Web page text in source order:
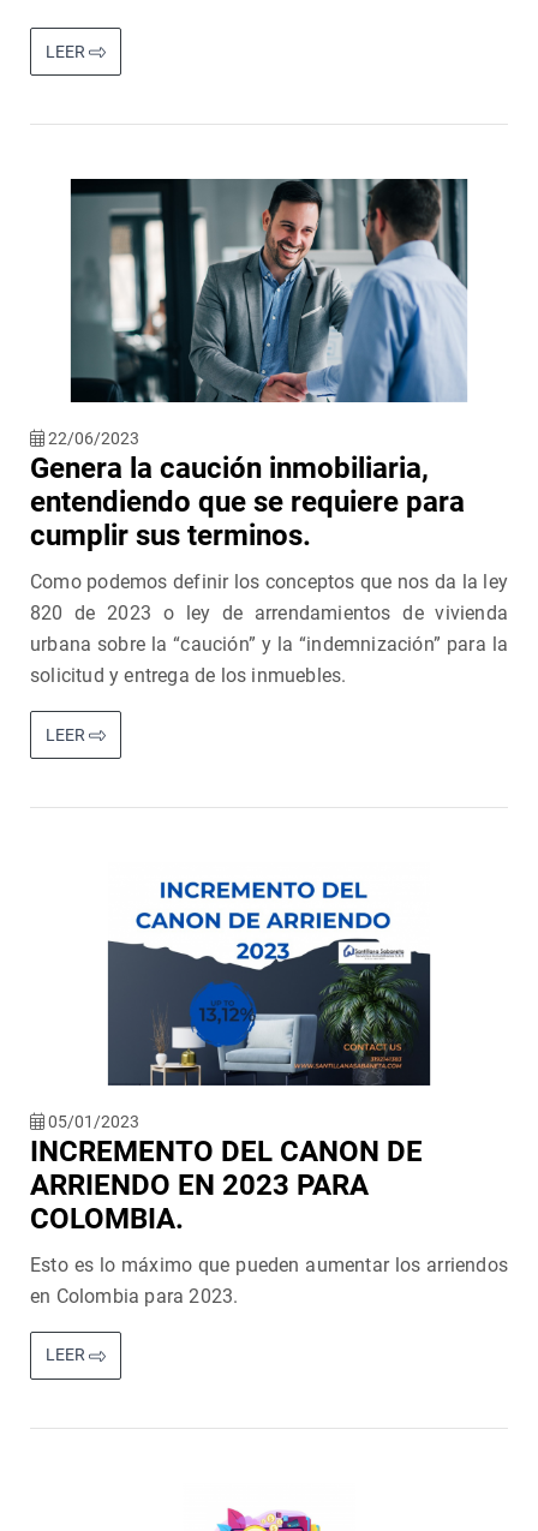
LEER
22/06/2023
Genera la caución inmobiliaria,
entendiendo que se requiere para
cumplir sus terminos.
Como podemos definir los conceptos que nos da la ley
820 de 2023 o ley de arrendamientos de vivienda
urbana sobre la “caución” y la “indemnización” para la
solicitud y entrega de los inmuebles.
LEER
05/01/2023
INCREMENTO DEL CANON DE
ARRIENDO EN 2023 PARA
COLOMBIA.
Esto es lo máximo que pueden aumentar los arriendos
en Colombia para 2023.
LEER